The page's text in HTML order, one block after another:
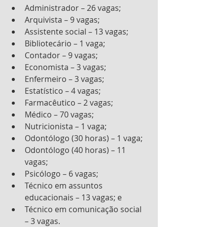
Administrador – 26 vagas;
Arquivista – 9 vagas;
Assistente social – 13 vagas;
Bibliotecário – 1 vaga;
Contador – 9 vagas;
Economista – 3 vagas;
Enfermeiro – 3 vagas;
Estatístico – 4 vagas;
Farmacêutico – 2 vagas;
Médico – 70 vagas;
Nutricionista – 1 vaga;
Odontólogo (30 horas) – 1 vaga;
Odontólogo (40 horas) – 11
vagas;
Psicólogo – 6 vagas;
Técnico em assuntos
educacionais – 13 vagas; e
Técnico em comunicação social
– 3 vagas.